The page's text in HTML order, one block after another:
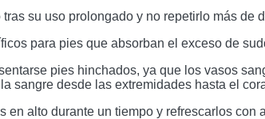
su uso prolongado y no repetirlo más de
para pies que absorban el exceso de
pies hinchados, ya que los vasos
sangre desde las extremidades hasta el
en alto durante un tiempo y refrescarlos con